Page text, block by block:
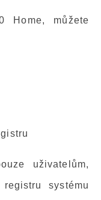
Home, můžete
uživatelům,
systému